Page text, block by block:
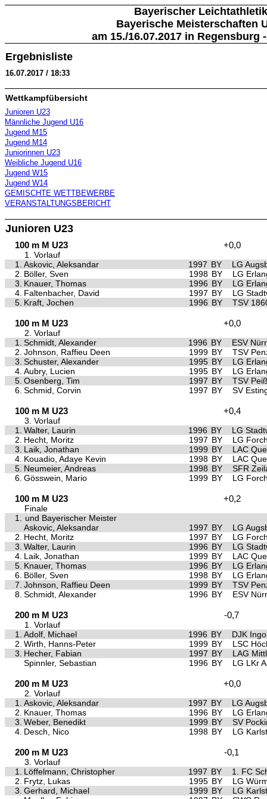
Bayerischer
Bayerische Meisterschaften
am 15./16.07.2017 in Regensburg
Ergebnisliste
16.07.2017 / 18:33
Wettkampfübersicht
Junioren U23
Männliche Jugend U16
Jugend M15
Jugend M14
Juniorinnen U23
Weibliche Jugend U16
Jugend W15
Jugend W14
GEMISCHTE WETTBEWERBE
VERANSTALTUNGSBERICHT
Junioren U23
100 m M U23 +0,0
1. Vorlauf
1.
Askovic, Aleksandar 1997 BY
LG
2. Böller, Sven 1998 BY
LG
3. Knauer, Thomas 1996 BY
LG
4. Faltenbacher, David 1997 BY
LG
5. Kraft, Jochen 1996 BY TSV
100 m M U23 +0,0
2. Vorlauf
1.
Schmidt, Alexander 1996 BY
ESV
2. Johnson, Raffieu Deen 1999 BY
TSV
3. Schuster, Alexander 1995 BY
LG
4. Aubry, Lucien 1995 BY
LG
5. Osenberg, Tim 1997 BY
TSV
6. Schmid, Corvin 1997 BY SV
100 m M U23 +0,4
3. Vorlauf
1.
Walter, Laurin 1996 BY
LG
2. Hecht, Moritz 1997 BY
LG
3. Laik, Jonathan 1999 BY
LAC
4. Kouadio, Adaye Kevin 1998 BY
LAC
5. Neumeier, Andreas 1998 BY
SFR
6. Gösswein, Mario 1999 BY LG
100 m M U23 +0,2
Finale
1.
und Bayerischer Meister
Askovic, Aleksandar
1997 BY
LG
2. Hecht, Moritz 1997 BY
LG
3. Walter, Laurin 1996 BY
LG
4. Laik, Jonathan 1999 BY
LAC
5. Knauer, Thomas 1996 BY
LG
6. Böller, Sven 1998 BY
LG
7. Johnson, Raffieu Deen 1999 BY
TSV
8. Schmidt, Alexander 1996 BY ESV
200 m M U23 -0,7
1. Vorlauf
1.
Adolf, Michael 1996 BY
DJK
2. Wirth, Hanns-Peter 1999 BY
LSC
3. Hecher, Fabian 1997 BY
LAG
Spinnler, Sebastian
1996 BY LG LKr
200 m M U23 +0,0
2. Vorlauf
1.
Askovic, Aleksandar 1997 BY
LG
2. Knauer, Thomas 1996 BY
LG
3. Weber, Benedikt 1999 BY
SV
4. Desch, Nico 1998 BY LG
200 m M U23 -0,1
3. Vorlauf
1.
Löffelmann, Christopher 1997 BY
1. FC
2. Frytz, Lukas 1995 BY
LG
3. Gerhard, Michael 1999 BY
LG